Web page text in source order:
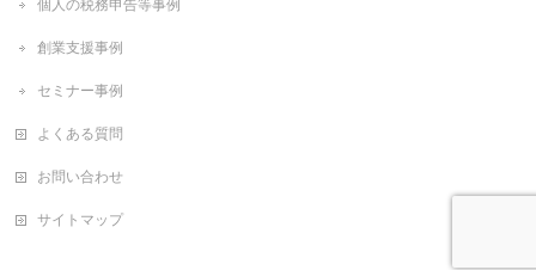
個人の税務申告等事例
創業支援事例
セミナー事例
よくある質問
お問い合わせ
サイトマップ